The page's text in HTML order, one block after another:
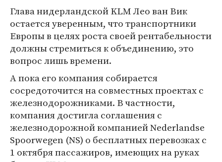
Глава нидерландской KLM Лео ван Вик
остается уверенным, что транспортники
Европы в целях роста своей рентабельности
должны стремиться к объединению, это
вопрос лишь времени.
А пока его компания собирается
сосредоточится на совместных проектах с
железнодорожниками. В частности,
компания достигла соглашения с
железнодорожной компанией Nederlandse
Spoorwegen (NS) о бесплатных перевозках с
1 октября пассажиров, имеющих на руках